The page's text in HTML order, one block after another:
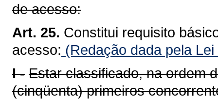
de acesso:
Art. 25. Constitui requisito
acesso: (Redação dada pela
I - Estar classificado, na ordem
(cinqüenta) primeiros